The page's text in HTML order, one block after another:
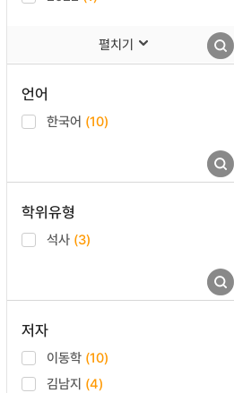
펼치기
언어
한국어 (10)
학위유형
석사 (3)
저자
이동학 (10)
김남지 (4)